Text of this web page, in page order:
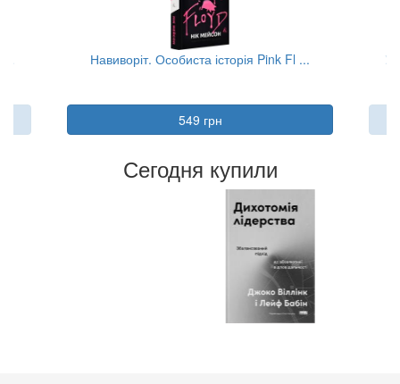
Навиворіт. Особиста історія Pink Fl ...
549 грн
Сегодня купили